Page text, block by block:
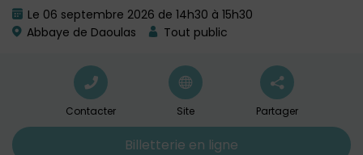
Le 06 septembre 2026 de 14h30 à 15h30
Abbaye de Daoulas
Tout public
Contacter Site Partager
Billetterie en ligne